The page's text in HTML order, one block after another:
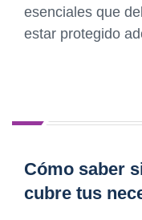
esenciales que
estar protegido
Cómo saber
cubre tus